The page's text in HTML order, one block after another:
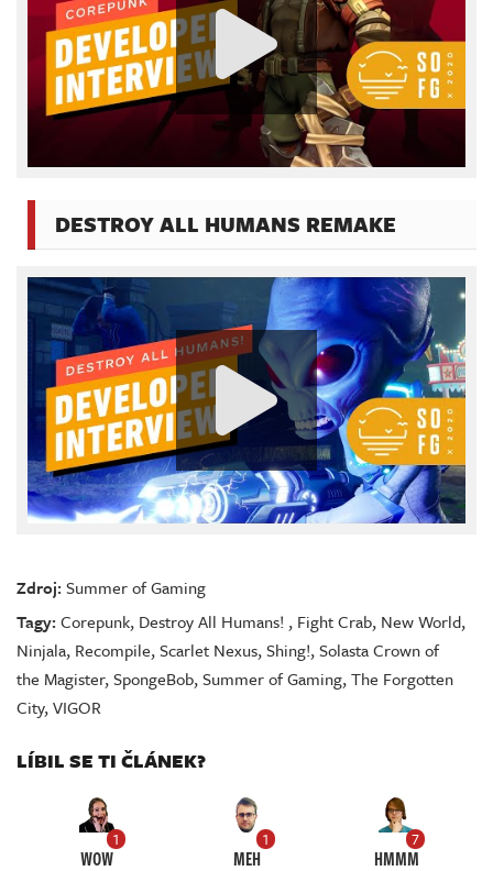
DESTROY ALL HUMANS REMAKE
Zdroj:Summer of Gaming
Tagy:Corepunk, Destroy All Humans! , Fight Crab, New World,
Ninjala, Recompile,Scarlet Nexus,Shing!,Solasta Crown of
the Magister,SpongeBob,Summer of Gaming,The Forgotten
City,VIGOR
LÍBIL SE TI ČLÁNEK?
1
WOW
1
MEH
7
HMMM